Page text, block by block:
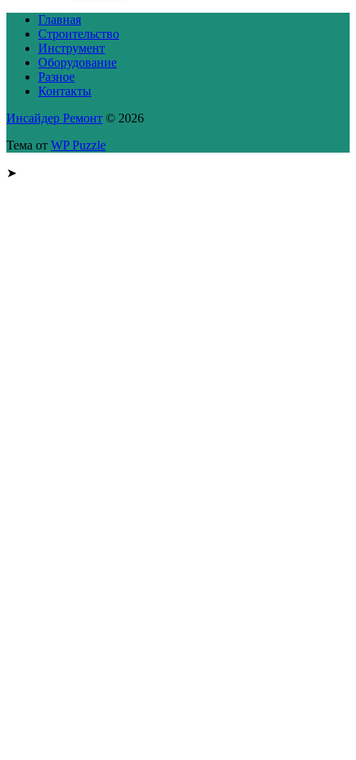
Главная
Строительство
Инструмент
Оборудование
Разное
Контакты
Инсайдер Ремонт © 2026
Тема от WP Puzzle
➤